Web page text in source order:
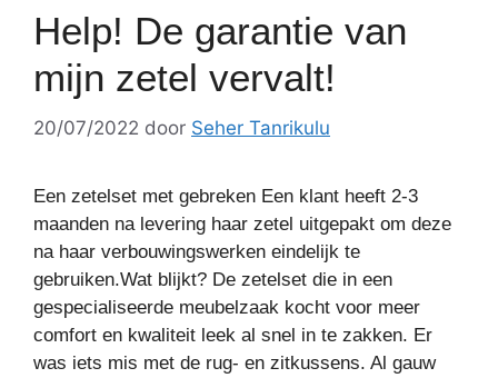
Help! De garantie van
mijn zetel vervalt!
20/07/2022 door Seher Tanrikulu
Een zetelset met gebreken Een klant heeft 2-3
maanden na levering haar zetel uitgepakt om deze
na haar verbouwingswerken eindelijk te
gebruiken.Wat blijkt? De zetelset die in een
gespecialiseerde meubelzaak kocht voor meer
comfort en kwaliteit leek al snel in te zakken. Er
was iets mis met de rug- en zitkussens. Al gauw